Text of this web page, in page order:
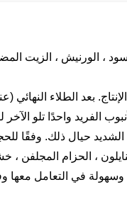
، الورنيش ، الزيت
بعد الطلاء
واحدًا تلو الآخر
حيال ذلك. وفقًا
، الحزام المجلفن ،
في التعامل معها